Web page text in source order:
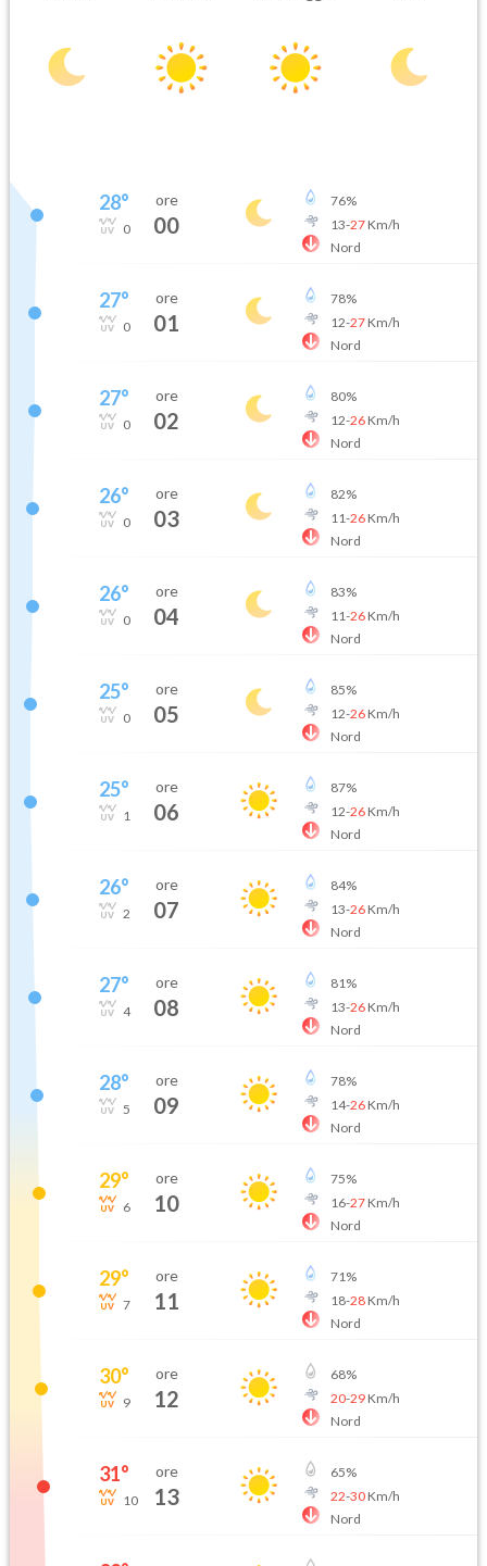
28°
0
ore
00
76%
13-27Km/h
Nord
27°
0
ore
01
78%
12-27Km/h
Nord
27°
0
ore
02
80%
12-26Km/h
Nord
26°
0
ore
03
82%
11-26Km/h
Nord
26°
0
ore
04
83%
11-26Km/h
Nord
25°
0
ore
05
85%
12-26Km/h
Nord
25°
1
ore
06
87%
12-26Km/h
Nord
26°
2
ore
07
84%
13-26Km/h
Nord
27°
4
ore
08
81%
13-26Km/h
Nord
28°
5
ore
09
78%
14-26Km/h
Nord
29°
6
ore
10
75%
16-27Km/h
Nord
29°
7
ore
11
71%
18-28Km/h
Nord
30°
9
ore
12
68%
20-29Km/h
Nord
31°
10
ore
13
65%
22-30Km/h
Nord